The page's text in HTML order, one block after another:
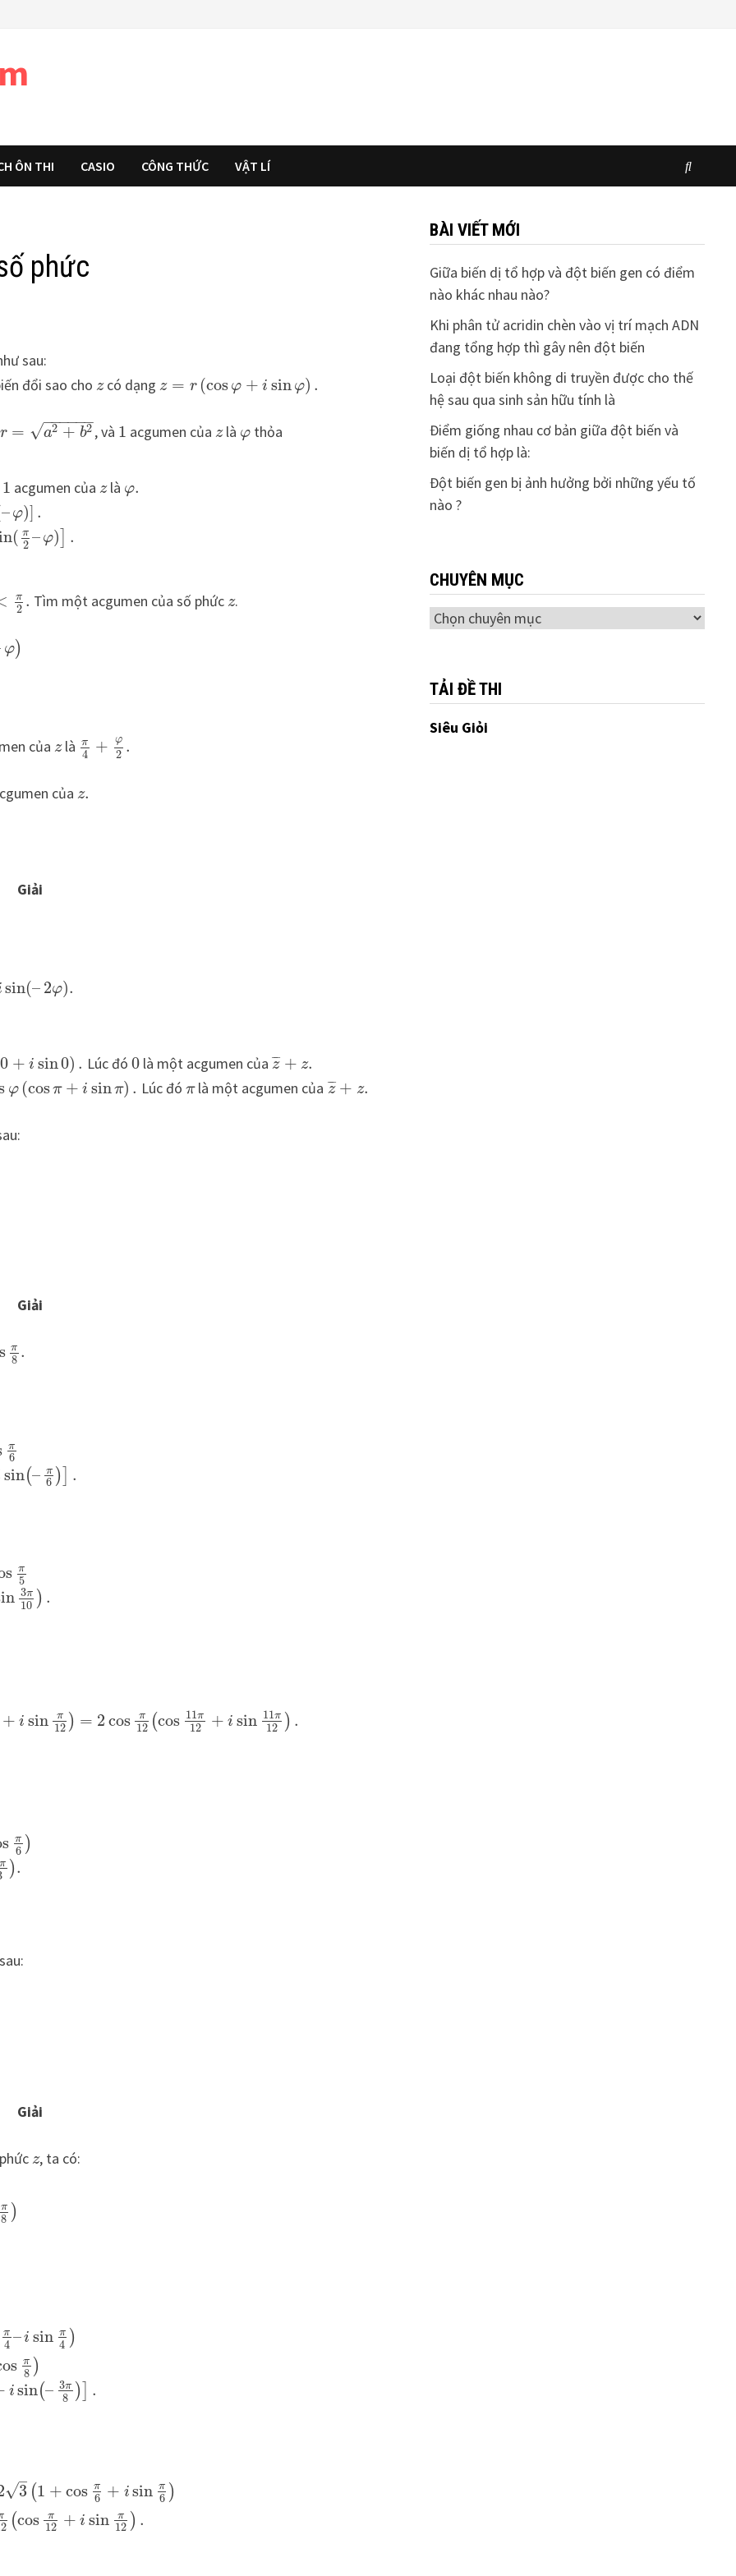
ÔN THI CASIO CÔNG THỨC VẬT LÍ
phức
sau:
đổi sao chozcó dạngz = r (cos φ + i sin φ) .
r = a2 + b2
− −
−−−−
√ , và 1 acgumen của zlà φ thỏa
1 acgumen của zlà φ.
– φ)] .
( π
2 – φ) .
π
2 . Tìm một acgumen của số phứcz.
φ)
của zlà π
4 + φ
2 .
của z.
Giải
sin(– 2φ).
0 + i sin0) . Lúc đó 0là một acgumen của z
¯¯
¯ + z.
φ (cosπ + i sinπ) . Lúc đó πlà một acgumen của z
¯¯
¯ + z.
Giải
π
8 .
π
6
sin(– π
6 )
.
π
5
3π
10 ) .
+ i sin π
12 ) = 2 cos π
12 (cos 11π
12 + i sin 11π
12 ) .
π
6 )
π ).
Giải
z, ta có:
π
8 )
π
4 –i sin π
4 )
π
8 )
i sin(– 3π
8 )
.
3
–
√ (1 + cos π
6 + i sin π
6 )
(cos π
12 + i sin π
12 ) .
BÀI VIẾT MỚI
Giữa biến dị tổ hợp và đột biến gen có điểm
nào khác nhau nào?
Khi phân tử acridin chèn vào vị trí mạch ADN
đang tổng hợp thì gây nên đột biến
Loại đột biến không di truyền được cho thế
hệ sau qua sinh sản hữu tính là
Điểm giống nhau cơ bản giữa đột biến và
biến dị tổ hợp là:
Đột biến gen bị ảnh hưởng bởi những yếu tố
nào ?
CHUYÊN MỤC
Chuyên
TẢI ĐỀ THI
Siêu Giỏi